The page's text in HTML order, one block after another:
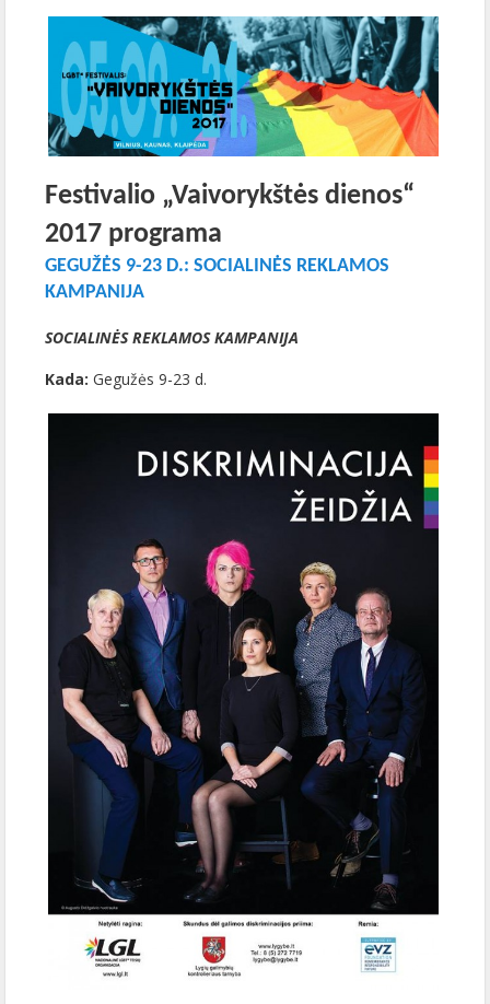
Festivalio „Vaivorykštės dienos“
2017 programa
GEGUŽĖS 9-23 D.: SOCIALINĖS REKLAMOS
KAMPANIJA
SOCIALINĖS REKLAMOS KAMPANIJA
Kada: Gegužės 9-23 d.